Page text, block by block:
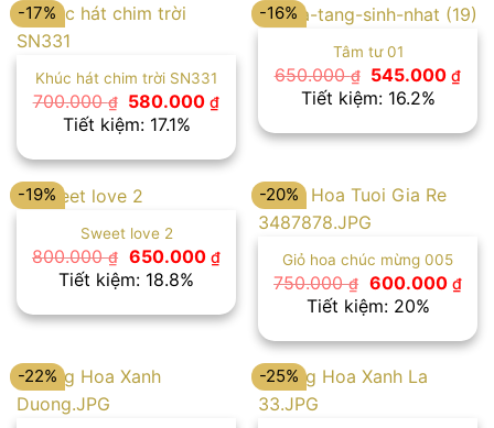
-17%
Khúc hát chim trời SN331
700.000₫
Giá
gốc
là:
580.000₫Giá
là:
580.000 ₫.
Tiết kiệm: 17.1%
-16%
Tâm tư 01
650.000₫
Giá
gốc
là:
545.000₫Giá
là:
Tiết kiệm: 16.2%
-19%
Sweet love 2
800.000₫ Giá
gốc
là:
650.000 ₫Giá
hiện
là:
650.000 ₫.
Tiết kiệm: 18.8%
-20%
Giỏ hoa chúc mừng 005
750.000₫ Giá
gốc
là:
600.000 ₫Giá
hiện
là:
Tiết kiệm: 20%
-22% -25%